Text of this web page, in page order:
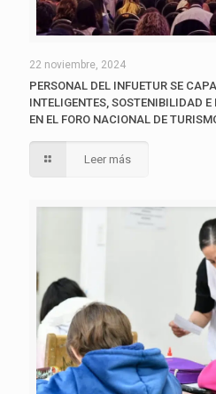
22 noviembre, 2024
PERSONAL DEL INFUETUR SE
INTELIGENTES, SOSTENIBILIDAD
EN EL FORO NACIONAL DE
Leer más